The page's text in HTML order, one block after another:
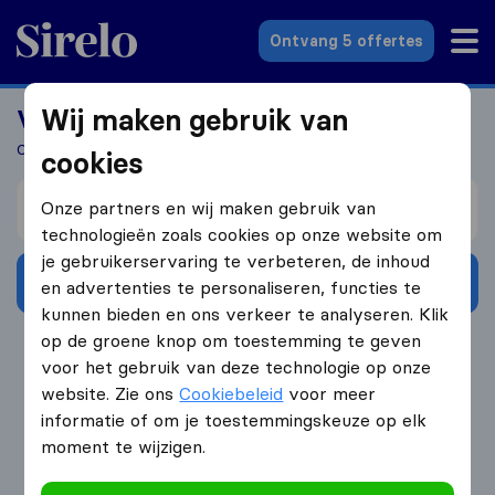
Sirelo.nl
Ontvang 5 offertes
Verhuizen naar het buitenland?
Ontvang 5 gratis offertes in 3 stappen
Verhuizen van
Ontvang gratis offertes
4.3 793 Google reviews
Wij maken gebruik van
cookies
Onze partners en wij maken gebruik van
technologieën zoals cookies op onze website om
je gebruikerservaring te verbeteren, de inhoud
en advertenties te personaliseren, functies te
kunnen bieden en ons verkeer te analyseren. Klik
op de groene knop om toestemming te geven
voor het gebruik van deze technologie op onze
website. Zie onsCookiebeleid voor meer
informatie of om je toestemmingskeuze op elk
moment te wijzigen.